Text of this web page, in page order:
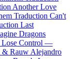
Another Love
Traduction Can't
Last
Dragons
Lose Control —
Rauw Alejandro